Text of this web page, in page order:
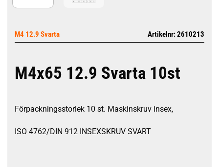
M4 12.9 Svarta Artikelnr: 2610213
M4x65 12.9 Svarta 10st
Förpackningsstorlek 10 st. Maskinskruv insex,
ISO 4762/DIN 912 INSEXSKRUV SVART